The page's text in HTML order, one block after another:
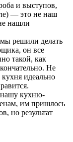
и выступов,
— это не наш
нашли
решили делать
он все
такой, как
Не
идеально
нашу кухню-
им пришлось
но результат